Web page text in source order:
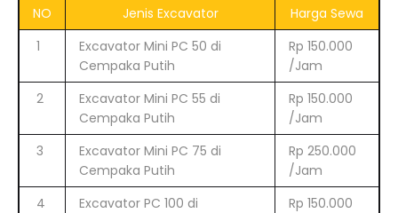
NO Jenis Excavator
Harga Sewa
1
Excavator Mini PC 50 di
Cempaka Putih
Rp 150.000
/Jam
2
Excavator Mini PC 55 di
Cempaka Putih
Rp 150.000
/Jam
3
Excavator Mini PC 75 di
Cempaka Putih
Rp 250.000
/Jam
4
Excavator PC 100 di
Rp 150.000